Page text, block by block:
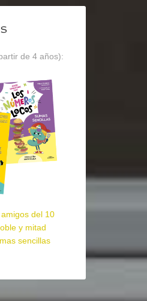
de 4 años):
del 10
y mitad
sencillas